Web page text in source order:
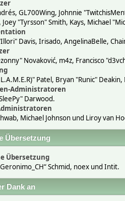
GL700Wing, Johnnie
Joey "Tyrsson" Smith, Kays, Michael
Davis, Irisado, AngelinaBelle,
Novaković, m4z, Francisco
Patel, Bryan "Runic"
Administratoren
Darwood.
Michael Johnson und Liroy van
Übersetzung
Übersetzung
Schmid, noex und Intit.
Dank an